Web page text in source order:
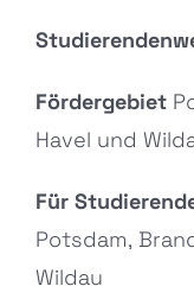
Fördergebiet
Havel und
Für
Potsdam,
Wildau